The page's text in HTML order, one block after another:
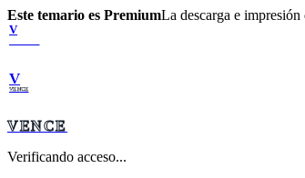
Este temario es PremiumLa descarga e
V
V
VENCE
VENCE
Verificando acceso...